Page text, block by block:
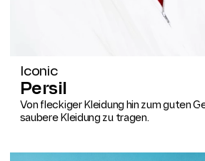
Iconic
Persil
Von fleckiger Kleidung hin zum guten
saubere Kleidung zu tragen.